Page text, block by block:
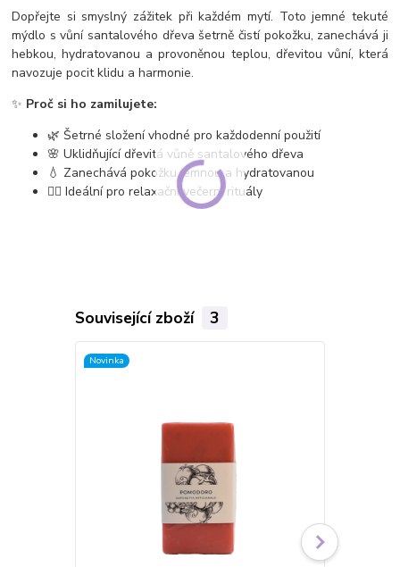
Dopřejte si smyslný zážitek při každém mytí. Toto jemné tekuté
mýdlo s vůní santalového dřeva šetrně čistí pokožku, zanechává ji
hebkou, hydratovanou a provoněnou teplou, dřevitou vůní, která
navozuje pocit klidu a harmonie.
✨ Proč si ho zamilujete:
🌿 Šetrné složení vhodné pro každodenní použití
🌸 Uklidňující dřevitá vůně santalového dřeva
💧 Zanechává pokožku jemnou a hydratovanou
🧘‍♀️ Ideální pro relaxační večerní rituály
Související zboží 3
Novinka